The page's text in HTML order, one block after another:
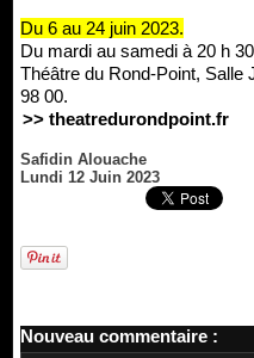
Du 6 au 24 juin 2023.
Du mardi au samedi à 20 h
Théâtre du Rond-Point, Salle
98 00.
>> theatredurondpoint.fr
Safidin Alouache
Lundi 12 Juin 2023
Nouveau commentaire :